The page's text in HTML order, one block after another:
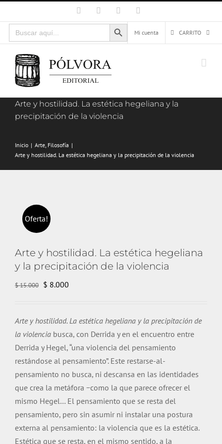
al
contenido
Facebook Instagram
Buscar:
Botón de búsqueda
Mi cuenta
CARRITO
Arte y hostilidad. La estética hegeliana y la
precipitación de la violencia
Inicio Arte Filosofía
Arte y hostilidad. La estética hegeliana y la precipitación de la violencia
Oferta!
Arte y hostilidad. La estética hegeliana
y la precipitación de la violencia
$15.000 El
era:
$ 15.000.
$ 8.000
es:
$ 8.000.
Arte y hostilidad. La estética hegeliana y la precipitación de
la violencia busca, con Derrida y en el encuentro entre
Derrida y Hegel, “una violencia del pensamiento
restándose al pensamiento”. Este restarse-al-
pensamiento no busca, ni descansa en las identidades
que crea la metáfora −como la que parece ofrecer el
mismo Hegel… El pensamiento que se resta del
pensamiento, pero sin asumir ni instalar una postura
externa al pensamiento: la violencia que es la estética.
Estética que se resta, en el mismo sentido, a la